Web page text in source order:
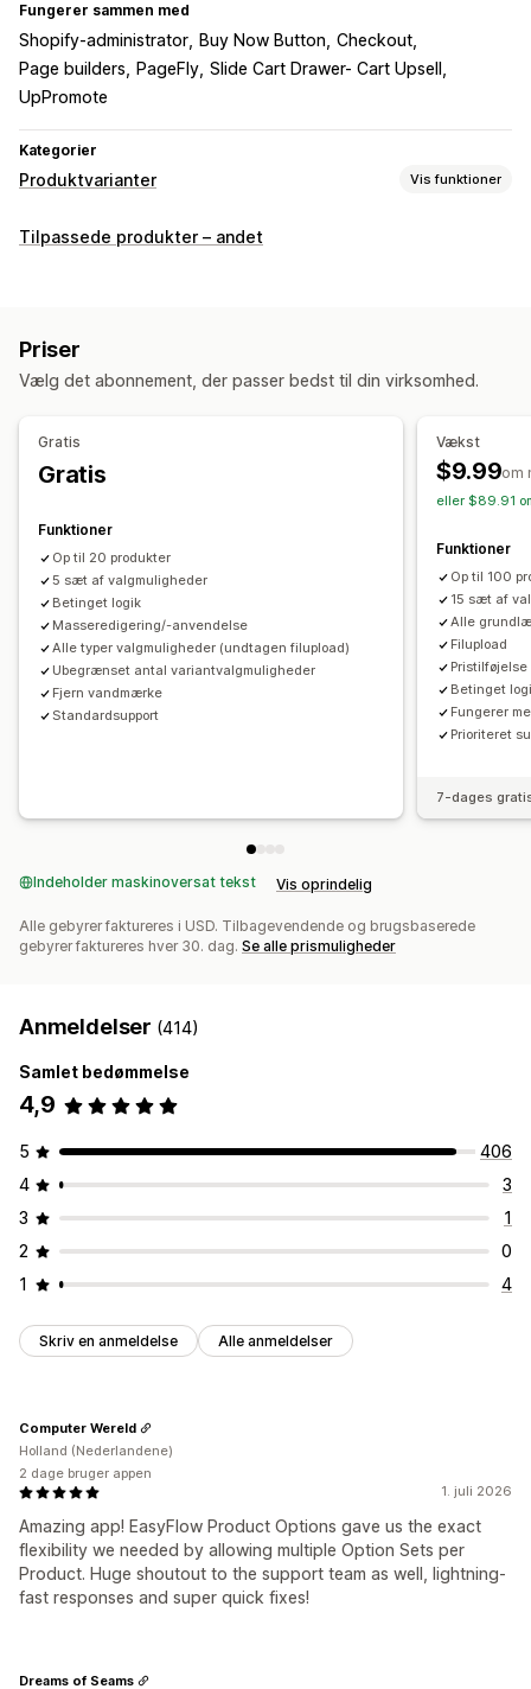
Fungerer sammen med
Shopify-administrator Buy Now Button Checkout
Page builders
PageFly Slide Cart Drawer- Cart Upsell
UpPromote
Kategorier
Produktvarianter Vis funktioner
Tilpasning
Tilpasset HTML
Betingede priser
Opsætningsgebyrer
SKU-administration
Tilpassede produkter – andet
Priser
Vælg det abonnement, der passer bedst til din virksomhed.
Gratis
Gratis
Funktioner
Op til 20 produkter
5 sæt af valgmuligheder
Betinget logik
Masseredigering/-anvendelse
Alle typer valgmuligheder (undtagen filupload)
Ubegrænset antal variantvalgmuligheder
Fjern vandmærke
Standardsupport
Vækst
$9.99om
eller $89.91
Funktioner
Op til 100
15 sæt af
Alle
Filupload
Pristilføjelse
Betinget
Fungerer
Prioriteret
7-dages
Indeholder maskinoversat tekst Vis oprindelig
Alle gebyrer faktureres i USD. Tilbagevendende og brugsbaserede
gebyrer faktureres hver 30. dag. Se alle prismuligheder
Anmeldelser (414)
Samlet bedømmelse
4,9
5
406
4
3
3
1
2
0
1
4
Skriv en anmeldelse Alle anmeldelser
1. juli 2026
Amazing app! EasyFlow Product Options gave us the exact
flexibility we needed by allowing multiple Option Sets per
Product. Huge shoutout to the support team as well, lightning-
fast responses and super quick fixes!
Computer Wereld
Holland (Nederlandene)
2 dage bruger appen
Dreams of Seams